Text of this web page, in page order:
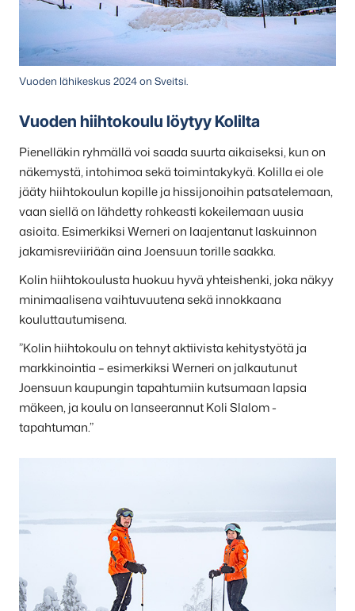
Vuoden lähikeskus 2024 on Sveitsi.
Vuoden hiihtokoulu löytyy Kolilta
Pienelläkin ryhmällä voi saada suurta aikaiseksi, kun on
näkemystä, intohimoa sekä toimintakykyä. Kolilla ei ole
jääty hiihtokoulun kopille ja hissijonoihin patsatelemaan,
vaan siellä on lähdetty rohkeasti kokeilemaan uusia
asioita. Esimerkiksi Werneri on laajentanut laskuinnon
jakamisreviiriään aina Joensuun torille saakka.
Kolin hiihtokoulusta huokuu hyvä yhteishenki, joka näkyy
minimaalisena vaihtuvuutena sekä innokkaana
kouluttautumisena.
”Kolin hiihtokoulu on tehnyt aktiivista kehitystyötä ja
markkinointia – esimerkiksi Werneri on jalkautunut
Joensuun kaupungin tapahtumiin kutsumaan lapsia
mäkeen, ja koulu on lanseerannut Koli Slalom -
tapahtuman.”